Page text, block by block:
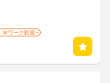
Ｗワーク歓迎